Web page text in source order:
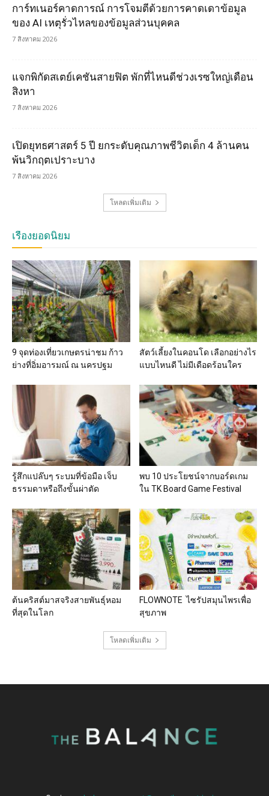
การ์ทเนอร์คาดการณ์ การโจมตีด้วยการคาดเดาข้อมูล
ของ AI เหตุรั่วไหลของข้อมูลส่วนบุคคล
7 สิงหาคม 2026
แจกพิกัดสเตย์เคชันสายฟิต พักที่ไหนดีช่วงเรซใหญ่เดือน
สิงหา
7 สิงหาคม 2026
เปิดยุทธศาสตร์ 5 ปี ยกระดับคุณภาพชีวิตเด็ก 4 ล้านคน
พ้นวิกฤตเปราะบาง
7 สิงหาคม 2026
โหลดเพิ่มเติม
เรื่องยอดนิยม
9 จุดท่องเที่ยวเกษตรน่าชม ก้าว
ย่างที่อิ่มอารมณ์ ณ นครปฐม
สัตว์เลี้ยงในคอนโด เลือกอย่างไร
แบบไหนดี ไม่มีเดือดร้อนใคร
รู้สึกแปล๊บๆ ระบมที่ข้อมือ เจ็บ
ธรรมดาหรือถึงขั้นผ่าตัด
พบ 10 ประโยชน์จากบอร์ดเกม
ใน TK Board Game Festival
ต้นคริสต์มาสจริงสายพันธุ์หอม
ที่สุดในโลก
FLOWNOTE ไซรัปสมุนไพรเพื่อ
สุขภาพ
โหลดเพิ่มเติม